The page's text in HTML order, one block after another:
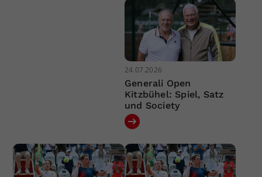
24.07.2026
Generali Open
Kitzbühel: Spiel, Satz
und Society